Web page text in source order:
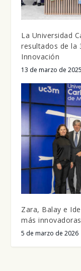
La Universidad
resultados de la
Innovación
13 de marzo de 2025
Zara, Balay e
más innovadoras
5 de marzo de 2026